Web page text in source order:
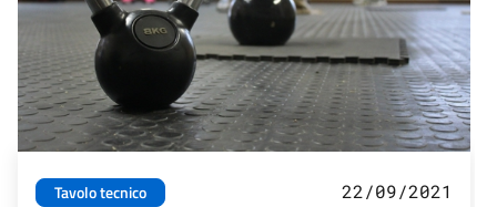
Tavolo tecnico
22/09/2021